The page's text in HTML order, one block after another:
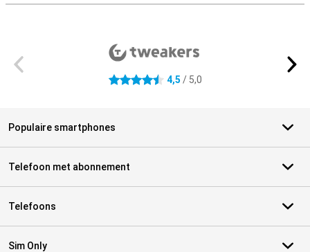
4.5 sterren 4,5 / 5,0
Populaire smartphones
Telefoon met abonnement
Telefoons
Sim Only